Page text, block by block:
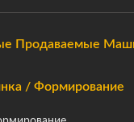
Продаваемые
/ Формирование